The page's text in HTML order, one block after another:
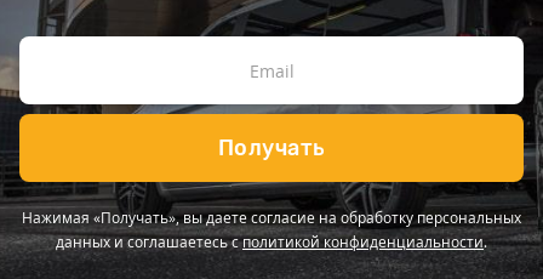
Получать
Нажимая «Получать», вы даете согласие на обработку персональных
данных и соглашаетесь сполитикой конфиденциальности.